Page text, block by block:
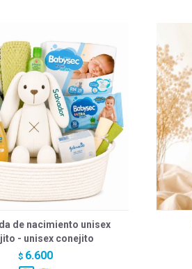
de nacimiento unisex
- unisex conejito
$ 6.600